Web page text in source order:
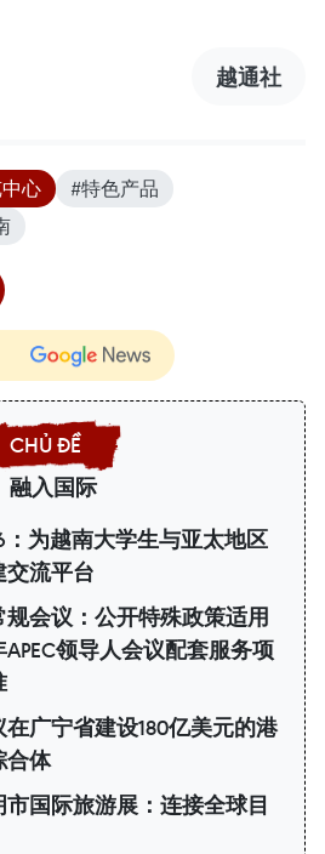
越通社
心
#特色产品
融入国际
：为越南大学生与亚太地区
交流平台
规会议：公开特殊政策适用
领导人会议配套服务项
广宁省建设180亿美元的港
合体
国际旅游展：连接全球目